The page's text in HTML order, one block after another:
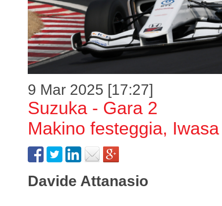
9 Mar 2025 [17:27]
Suzuka - Gara 2
Makino festeggia,
Davide Attanasio